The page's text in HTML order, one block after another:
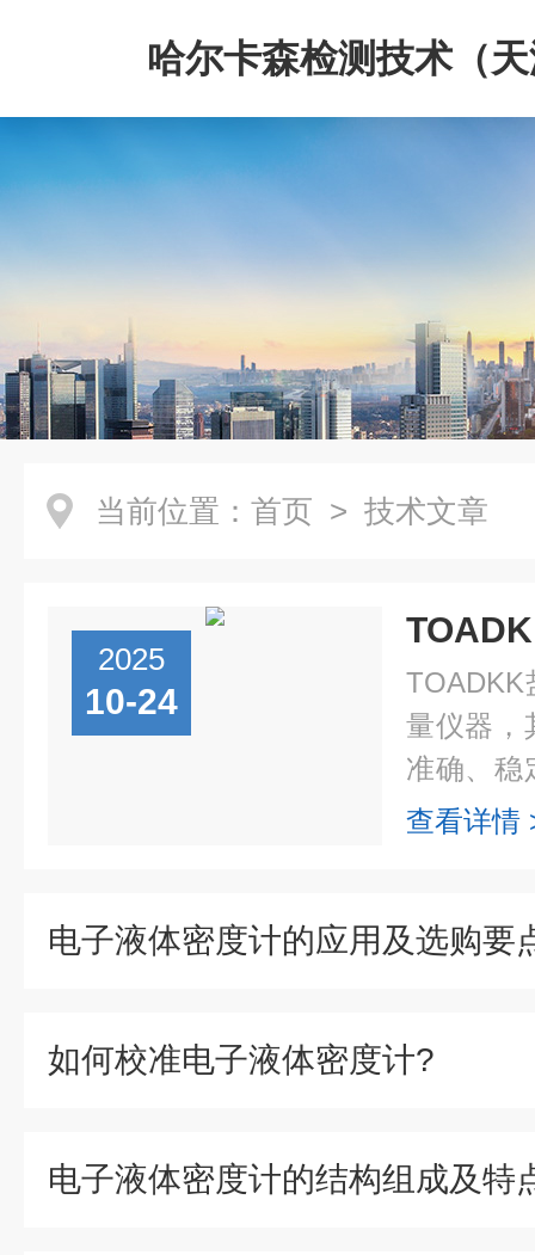
哈尔卡森检测技术（
限公司
当前位置： 首页 > 技术文章
2025
10-24
TOADKK
量仪器，
准确、稳
以下是对
查看详情
电子液体密度计的应用及选购要
如何校准电子液体密度计?
电子液体密度计的结构组成及特